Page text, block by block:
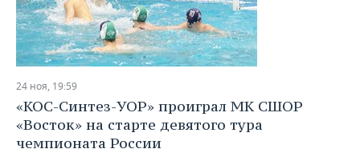
24 ноя, 19:59
«КОС-Синтез-УОР» проиграл МК СШОР
«Восток» на старте девятого тура
чемпионата России